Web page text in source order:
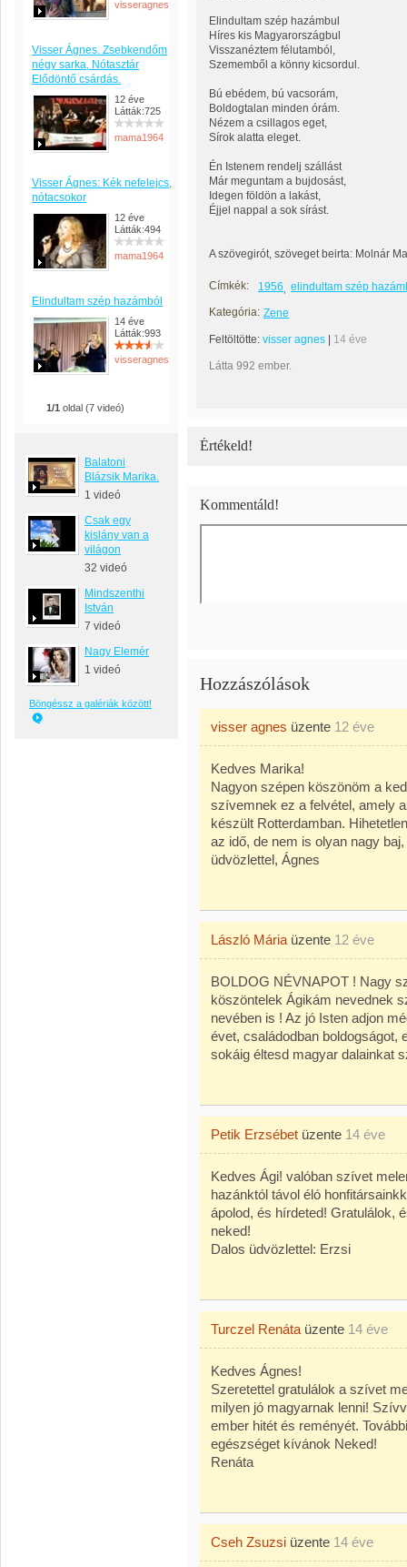
visseragnes
Visser Ágnes. Zsebkendőm
négy sarka, Nótasztár
Elődöntő csárdás.
12 éve
Látták:725
mama1964
Visser Ágnes: Kék nefelejcs,
nótacsokor
12 éve
Látták:494
mama1964
Elindultam szép hazámból
14 éve
Látták:993
visseragnes
1/1 oldal (7 videó)
Balatoni
Blázsik Marika.
1 videó
Csak egy
kislány van a
világon
32 videó
Mindszenthi
István
7 videó
Nagy Elemér
1 videó
Böngéssz a galériák között!
Elindultam szép hazámbul
Híres kis Magyarországbul
Visszanéztem félutamból,
Szememből a könny kicsordul.
Bú ebédem, bú vacsorám,
Boldogtalan minden órám.
Nézem a csillagos eget,
Sírok alatta eleget.
Én Istenem rendelj szállást
Már meguntam a bujdosást,
Idegen földön a lakást,
Éjjel nappal a sok sírást.
A szövegirót, szöveget beirta: Molnár
Címkék: 1956
elindultam szép
Kategória: Zene
Feltöltötte: visser agnes 14 éve
Látta 992 ember.
Értékeld!
Kommentáld!
Hozzászólások
visser agnes üzente 12 éve
Kedves Marika!
Nagyon szépen köszönöm a
szívemnek ez a felvétel, amely
készült Rotterdamban.
az idő, de nem is olyan nagy
üdvözlettel, Ágnes
László Mária üzente 12 éve
BOLDOG NÉVNAPOT ! Nagy
köszöntelek Ágikám nevednek
nevében is ! Az jó Isten adjon
évet, családodban boldogságot,
sokáig éltesd magyar dalainkat
Petik Erzsébet üzente 14 éve
Kedves Ági! valóban szívet
hazánktól távol éló
ápolod, és hírdeted! Gratulálok,
neked!
Dalos üdvözlettel: Erzsi
Turczel Renáta üzente 14 éve
Kedves Ágnes!
Szeretettel gratulálok a szívet
milyen jó magyarnak lenni!
ember hitét és reményét.
egészséget kívánok Neked!
Renáta
Cseh Zsuzsi üzente 14 éve